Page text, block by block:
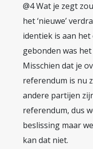
@4 Wat je zegt
het ‘nieuwe’
identiek is aan het
gebonden was
Misschien dat je
referendum is nu
andere partijen
referendum, dus
beslissing maar
kan dat niet.